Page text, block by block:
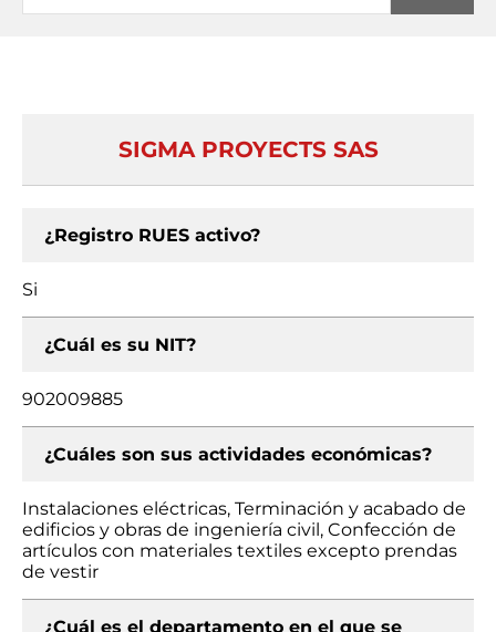
SIGMA PROYECTS SAS
¿Registro RUES activo?
Si
¿Cuál es su NIT?
902009885
¿Cuáles son sus actividades económicas?
Instalaciones eléctricas, Terminación y acabado de
edificios y obras de ingeniería civil, Confección de
artículos con materiales textiles excepto prendas
de vestir
¿Cuál es el departamento en el que se